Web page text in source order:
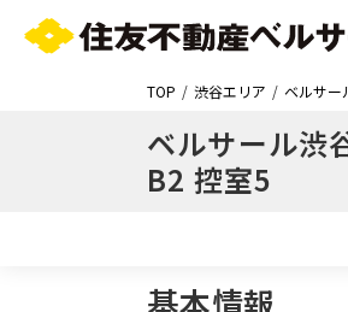
TOP 渋谷エリア ベルサー
ベルサール渋
B2 控室5
基本情報